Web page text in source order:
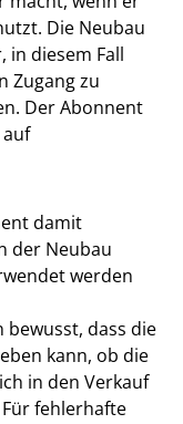
Die Neubau
in diesem Fall
Zugang zu
Der Abonnent
damit
der Neubau
werden
dass die
kann, ob die
in den Verkauf
fehlerhafte